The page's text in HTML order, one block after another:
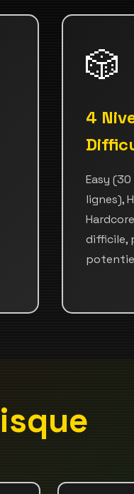
🎲
4
Easy
lignes),
difficile,